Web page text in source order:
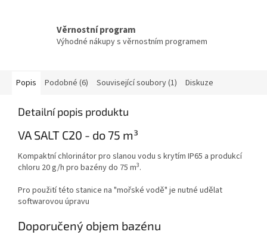
Věrnostní program
Výhodné nákupy s věrnostním programem
Popis Podobné (6) Související soubory (1) Diskuze
Detailní popis produktu
VA SALT C20 - do 75 m³
Kompaktní chlorinátor pro slanou vodu s krytím IP65 a produkcí
chloru 20 g/h pro bazény do 75 m3.
Pro použití této stanice na "mořské vodě" je nutné udělat
softwarovou úpravu
Doporučený objem bazénu